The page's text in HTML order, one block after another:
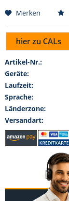
Merken
hier zu CALs
Artikel-Nr.:
Geräte:
Laufzeit:
Sprache:
Länderzone:
Versandart: